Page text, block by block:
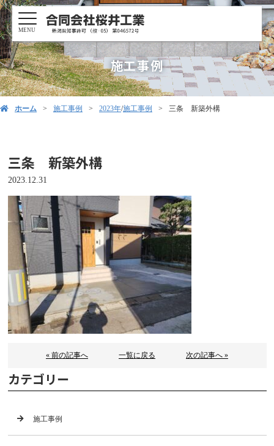
MENU
施工事例
ホーム 施工事例 2023年/施工事例 三条 新築外構
三条 新築外構
2023.12.31
« 前の記事へ 一覧に戻る 次の記事へ »
カテゴリー
施工事例